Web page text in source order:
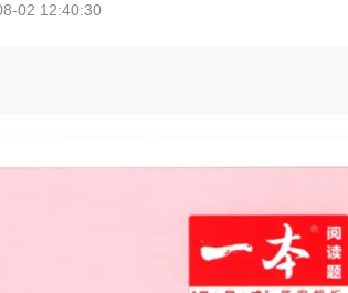
02 12:40:30